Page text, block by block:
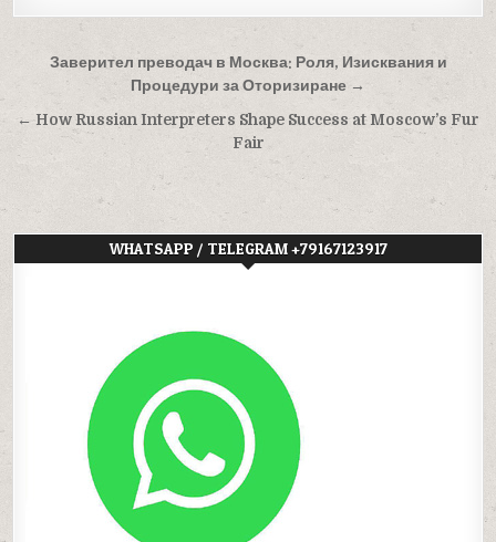
Post
navigation
Заверител преводач в Москва: Роля, Изисквания и
Процедури за Оторизиране →
← How Russian Interpreters Shape Success at Moscow’s Fur
Fair
WHATSAPP / TELEGRAM +79167123917